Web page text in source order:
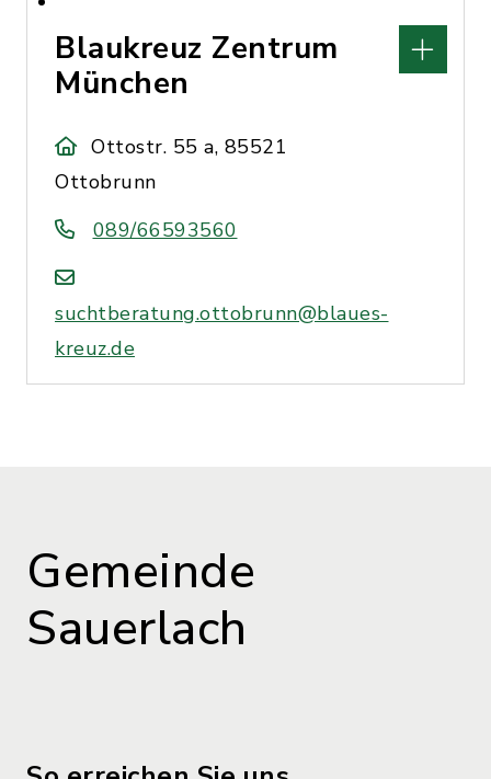
Blaukreuz Zentrum
München
Ottostr. 55 a, 85521
Ottobrunn
089/66593560
suchtberatung.ottobrunn@blaues-
kreuz.de
Gemeinde
Sauerlach